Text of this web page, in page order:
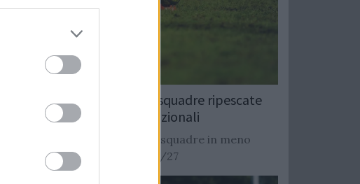
Rugby: Record di squadre ripescate
nei campionati nazionali
Si stimano oltre 20 squadre in meno
dalla stagione 2026/27